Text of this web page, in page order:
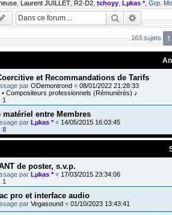
,Laurent JUILLET,R2-D2,tchoyy,Lµkas *,Grp.
Rechercher
163 sujets 1
et Recommandations de Tarifs
par ODemontrond « 08/01/2022 21:28:33
• Compositeurs professionnels (Rémunérés) ♪
1
matériel entre Membres
par Lµkas *« 14/05/2015 16:03:45
8
de poster, s.v.p.
par Lµkas *« 17/03/2015 23:34:06
1
pro et interface audio
par Vegasound « 01/10/2023 13:43:41